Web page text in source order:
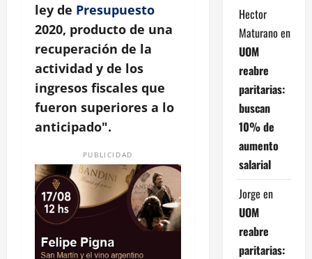
ley de Presupuesto
2020, producto de una
recuperación de la
actividad y de los
ingresos fiscales que
fueron superiores a lo
anticipado".
PUBLICIDAD
Hector
Maturano en
UOM
reabre
paritarias:
buscan
10% de
aumento
salarial
Jorge en
UOM
reabre
paritarias: